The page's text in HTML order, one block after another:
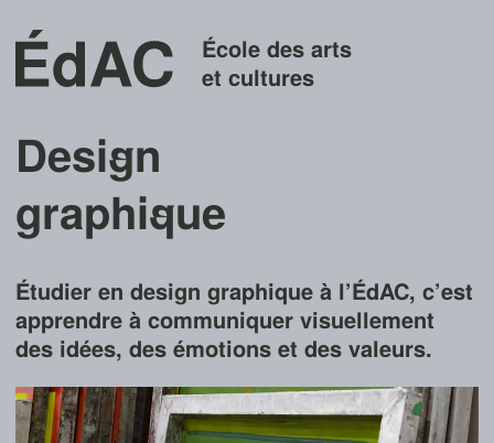
École des arts
et cultures
Design
graphique
Étudier en design graphique à l’ÉdAC, c’est
apprendre à communiquer visuellement
des idées, des émotions et des valeurs.